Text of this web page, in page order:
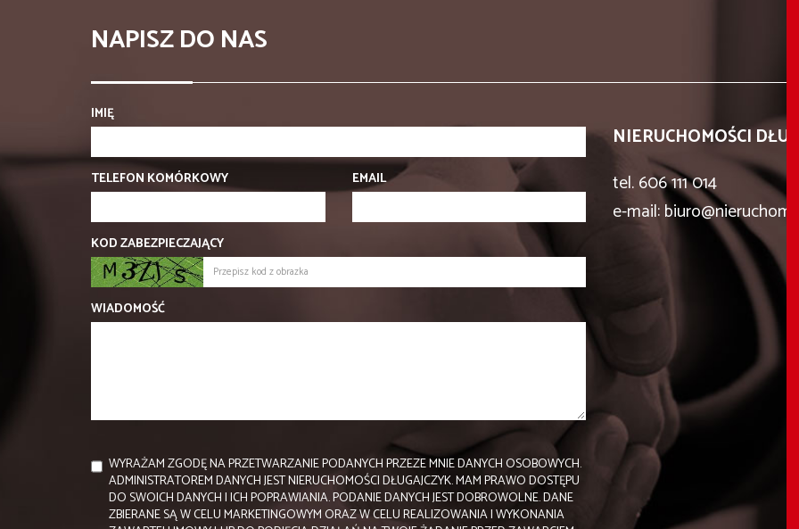
NAPISZ DO NAS
IMIĘ
TELEFON KOMÓRKOWY EMAIL
KOD ZABEZPIECZAJĄCY
WIADOMOŚĆ
WYRAŻAM ZGODĘ NA PRZETWARZANIE PODANYCH PRZEZE MNIE DANYCH OSOBOWYCH.
ADMINISTRATOREM DANYCH JEST NIERUCHOMOŚCI DŁUGAJCZYK. MAM PRAWO DOSTĘPU
DO SWOICH DANYCH I ICH POPRAWIANIA. PODANIE DANYCH JEST DOBROWOLNE. DANE
ZBIERANE SĄ W CELU MARKETINGOWYM ORAZ W CELU REALIZOWANIA I WYKONANIA
NIERUCHOMOŚCI
tel. 606 111 014
e-mail: